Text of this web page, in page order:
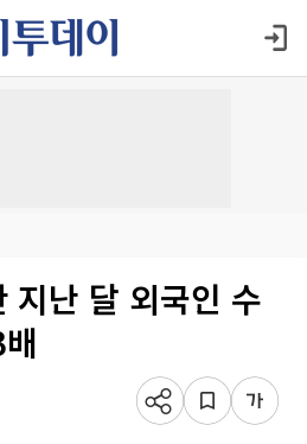
지난 달 외국인 수